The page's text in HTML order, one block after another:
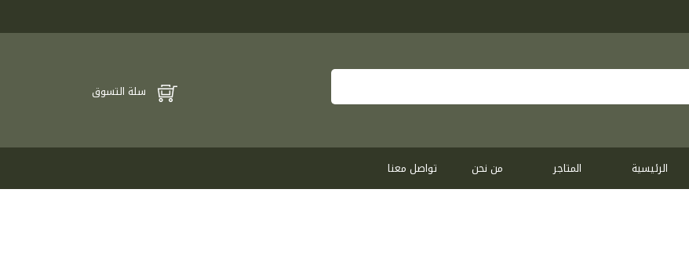
سلة التسوق
الرئيسية المتاجر من نحن تواصل معنا